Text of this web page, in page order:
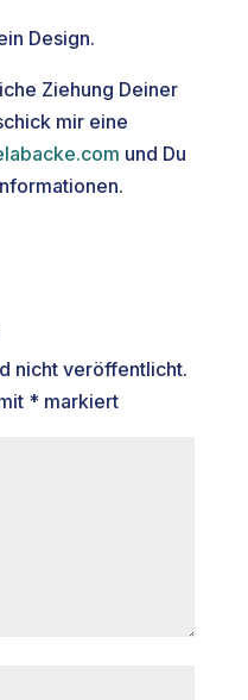
Design.
Ziehung Deiner
mir eine
und Du
nicht veröffentlicht.
*markiert